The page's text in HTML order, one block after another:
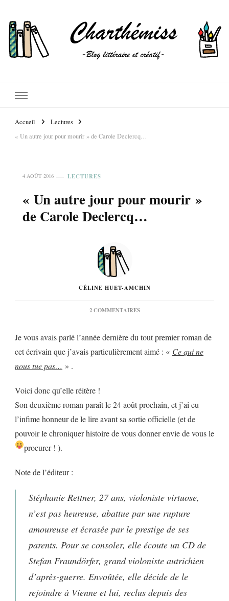
Accueil
Lectures
« Un autre jour pour mourir » de Carole Declercq…
4 AOÛT 2016 LECTURES
« Un autre jour pour mourir »
de Carole Declercq…
CÉLINE HUET-AMCHIN
2 COMMENTAIRESSUR
JOUR
MOURIR »
Je vous avais parlé l’année dernière du tout premier roman de
cet écrivain que j’avais particulièrement aimé : « Ce qui ne
nous tue pas… » .
Voici donc qu’elle réitère !
Son deuxième roman paraît le 24 août prochain, et j’ai eu
l’infime honneur de le lire avant sa sortie officielle (et de
pouvoir le chroniquer histoire de vous donner envie de vous le
procurer !).
Note de l’éditeur :
Stéphanie Rettner, 27 ans, violoniste virtuose,
n’est pas heureuse, abattue par une rupture
amoureuse et écrasée par le prestige de ses
parents. Pour se consoler, elle écoute un CD de
Stefan Fraundörfer, grand violoniste autrichien
d’après-guerre. Envoûtée, elle décide de le
rejoindre à Vienne et lui, reclus depuis des